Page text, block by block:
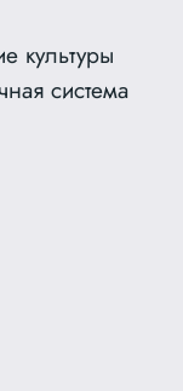
культуры
система